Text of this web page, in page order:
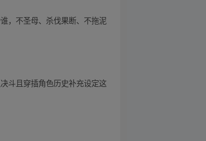
，不圣母、杀伐果断、不拖泥
斗且穿插角色历史补充设定这